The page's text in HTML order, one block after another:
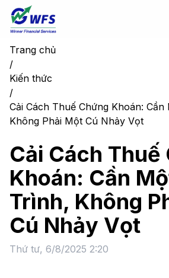
Trang chủ
/
Kiến thức
/
Cải Cách Thuế Chứng Khoán:
Không Phải Một Cú Nhảy Vọt
Cải Cách Thuế
Khoán: Cần
Trình, Không
Cú Nhảy Vọt
Thứ tư, 6/8/2025 2:20